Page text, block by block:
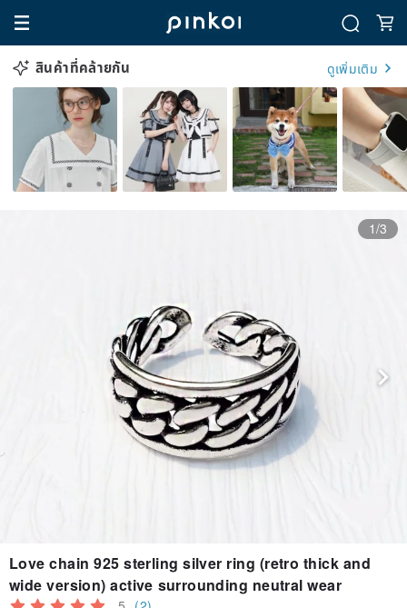
สินค้าที่คล้ายกัน ดูเพิ่มเติม
1/3
Love chain 925 sterling silver ring (retro thick and
wide version) active surrounding neutral wear